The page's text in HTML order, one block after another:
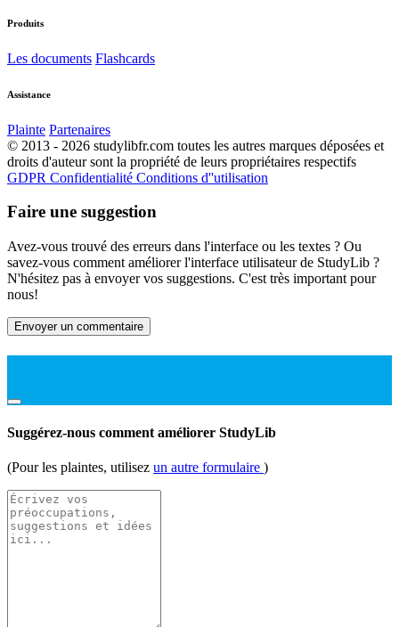
Produits
Les documents Flashcards
Assistance
Plainte Partenaires
© 2013 - 2026 studylibfr.com toutes les autres marques déposées et
droits d'auteur sont la propriété de leurs propriétaires respectifs
GDPR Confidentialité Conditions d''utilisation
Faire une suggestion
Avez-vous trouvé des erreurs dans l'interface ou les textes ? Ou
savez-vous comment améliorer l'interface utilisateur de StudyLib ?
N'hésitez pas à envoyer vos suggestions. C'est très important pour
nous!
Envoyer un commentaire
Suggérez-nous comment améliorer StudyLib
(Pour les plaintes, utilisez un autre formulaire )